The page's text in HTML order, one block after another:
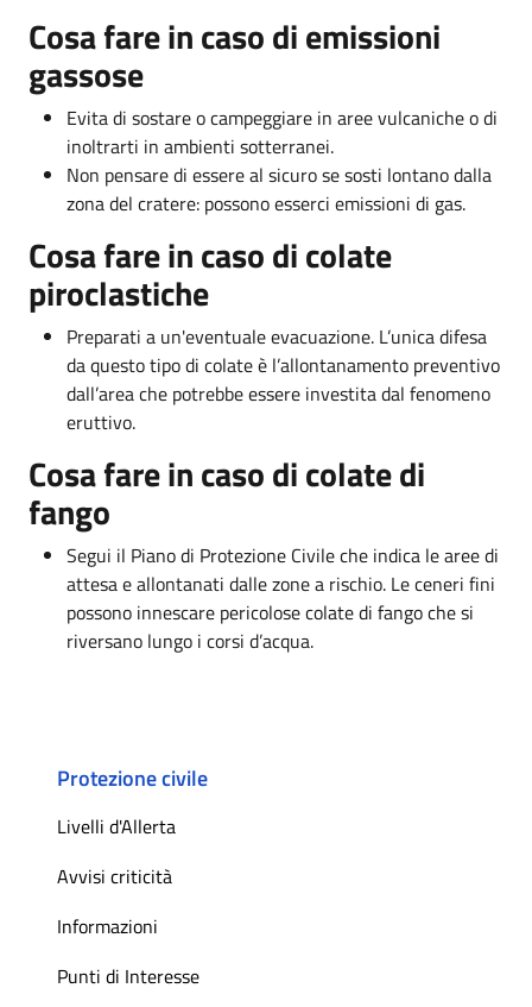
Cosa fare in caso di emissioni
gassose
Evita di sostare o campeggiare in aree vulcaniche o di
inoltrarti in ambienti sotterranei.
Non pensare di essere al sicuro se sosti lontano dalla
zona del cratere: possono esserci emissioni di gas.
Cosa fare in caso di colate
piroclastiche
Preparati a un'eventuale evacuazione. L’unica difesa
da questo tipo di colate è l’allontanamento preventivo
dall’area che potrebbe essere investita dal fenomeno
eruttivo.
Cosa fare in caso di colate di
fango
Segui il Piano di Protezione Civile che indica le aree di
attesa e allontanati dalle zone a rischio. Le ceneri fini
possono innescare pericolose colate di fango che si
riversano lungo i corsi d’acqua.
Protezione civile
Livelli d'Allerta
Avvisi criticità
Informazioni
Punti di Interesse